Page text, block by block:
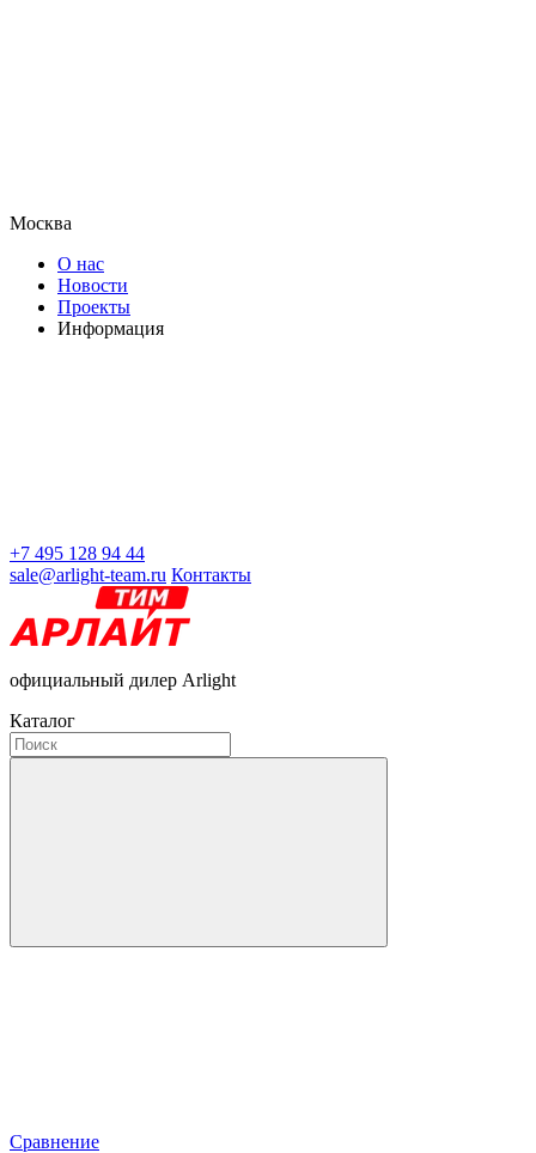
Москва
О нас
Новости
Проекты
Информация
+7 495 128 94 44
sale@arlight-team.ru Контакты
официальный дилер Arlight
Каталог
Сравнение